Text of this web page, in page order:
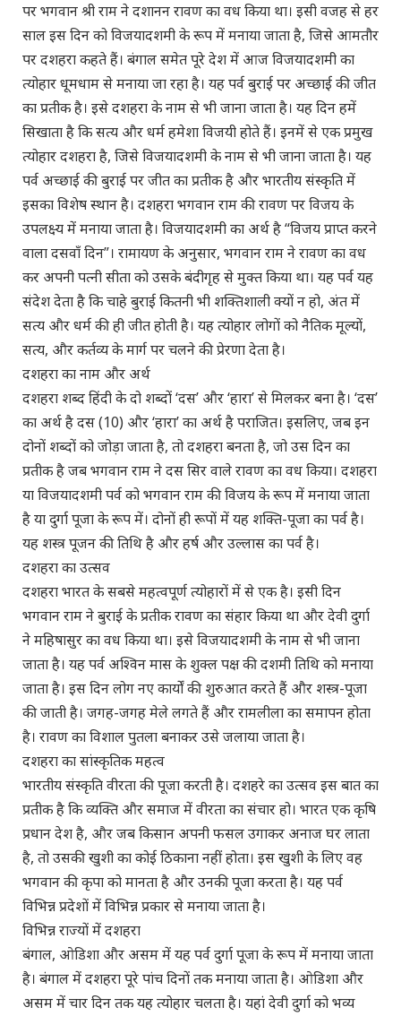
पर भगवान श्री राम ने दशानन रावण का वध किया था। इसी वजह से हर
साल इस दिन को विजयादशमी के रूप में मनाया जाता है, जिसे आमतौर
पर दशहरा कहते हैं। बंगाल समेत पूरे देश में आज विजयादशमी का
त्योहार धूमधाम से मनाया जा रहा है। यह पर्व बुराई पर अच्छाई की जीत
का प्रतीक है। इसे दशहरा के नाम से भी जाना जाता है। यह दिन हमें
सिखाता है कि सत्य और धर्म हमेशा विजयी होते हैं। इनमें से एक प्रमुख
त्योहार दशहरा है, जिसे विजयादशमी के नाम से भी जाना जाता है। यह
पर्व अच्छाई की बुराई पर जीत का प्रतीक है और भारतीय संस्कृति में
इसका विशेष स्थान है। दशहरा भगवान राम की रावण पर विजय के
उपलक्ष्य में मनाया जाता है। विजयादशमी का अर्थ है “विजय प्राप्त करने
वाला दसवाँ दिन”। रामायण के अनुसार, भगवान राम ने रावण का वध
कर अपनी पत्नी सीता को उसके बंदीगृह से मुक्त किया था। यह पर्व यह
संदेश देता है कि चाहे बुराई कितनी भी शक्तिशाली क्यों न हो, अंत में
सत्य और धर्म की ही जीत होती है। यह त्योहार लोगों को नैतिक मूल्यों,
सत्य, और कर्तव्य के मार्ग पर चलने की प्रेरणा देता है।
दशहरा का नाम और अर्थ
दशहरा शब्द हिंदी के दो शब्दों ‘दस’ और ‘हारा’ से मिलकर बना है। ‘दस’
का अर्थ है दस (10) और ‘हारा’ का अर्थ है पराजित। इसलिए, जब इन
दोनों शब्दों को जोड़ा जाता है, तो दशहरा बनता है, जो उस दिन का
प्रतीक है जब भगवान राम ने दस सिर वाले रावण का वध किया। दशहरा
या विजयादशमी पर्व को भगवान राम की विजय के रूप में मनाया जाता
है या दुर्गा पूजा के रूप में। दोनों ही रूपों में यह शक्ति-पूजा का पर्व है।
यह शस्त्र पूजन की तिथि है और हर्ष और उल्लास का पर्व है।
दशहरा का उत्सव
दशहरा भारत के सबसे महत्वपूर्ण त्योहारों में से एक है। इसी दिन
भगवान राम ने बुराई के प्रतीक रावण का संहार किया था और देवी दुर्गा
ने महिषासुर का वध किया था। इसे विजयादशमी के नाम से भी जाना
जाता है। यह पर्व अश्विन मास के शुक्ल पक्ष की दशमी तिथि को मनाया
जाता है। इस दिन लोग नए कार्यों की शुरुआत करते हैं और शस्त्र-पूजा
की जाती है। जगह-जगह मेले लगते हैं और रामलीला का समापन होता
है। रावण का विशाल पुतला बनाकर उसे जलाया जाता है।
दशहरा का सांस्कृतिक महत्व
भारतीय संस्कृति वीरता की पूजा करती है। दशहरे का उत्सव इस बात का
प्रतीक है कि व्यक्ति और समाज में वीरता का संचार हो। भारत एक कृषि
प्रधान देश है, और जब किसान अपनी फसल उगाकर अनाज घर लाता
है, तो उसकी खुशी का कोई ठिकाना नहीं होता। इस खुशी के लिए वह
भगवान की कृपा को मानता है और उनकी पूजा करता है। यह पर्व
विभिन्न प्रदेशों में विभिन्न प्रकार से मनाया जाता है।
विभिन्न राज्यों में दशहरा
बंगाल, ओडिशा और असम में यह पर्व दुर्गा पूजा के रूप में मनाया जाता
है। बंगाल में दशहरा पूरे पांच दिनों तक मनाया जाता है। ओडिशा और
असम में चार दिन तक यह त्योहार चलता है। यहां देवी दुर्गा को भव्य